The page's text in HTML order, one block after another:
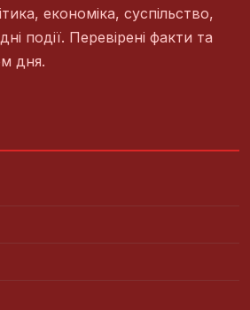
економіка, суспільство,
події. Перевірені факти та
дня.